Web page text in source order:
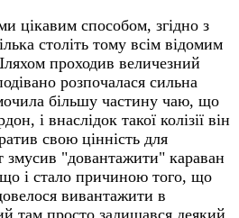
цікавим способом, згідно з
століть тому всім відомим
проходив величезний
розпочалася сильна
більшу частину чаю, що
і внаслідок такої колізії він
свою цінність для
змусив "довантажити" караван
і стало причиною того, що
вивантажити в